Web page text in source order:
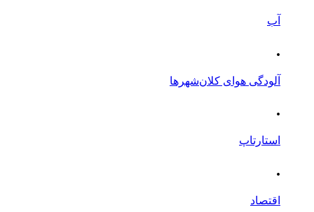
آب
.
آلودگی هوای کلان‌شهرها
.
استارتاپ
.
اقتصاد